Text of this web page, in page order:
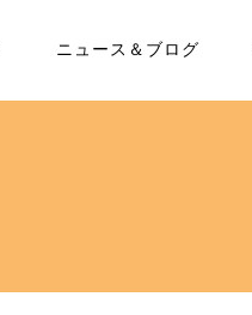
ニュース＆ブログ